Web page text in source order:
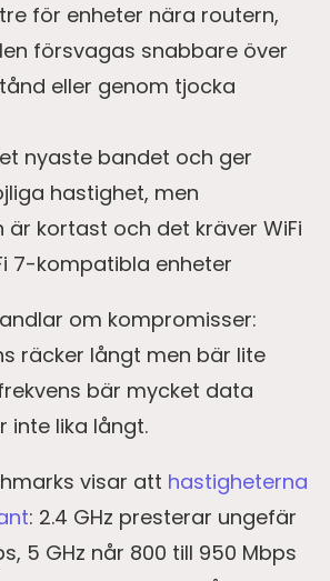
för enheter nära routern,
försvagas snabbare över
eller genom tjocka
nyaste bandet och ger
hastighet, men
är kortast och det kräver WiFi
7-kompatibla enheter
om kompromisser:
räcker långt men bär lite
bär mycket data
inte lika långt.
visar att hastigheterna
: 2.4 GHz presterar ungefär
5 GHz når 800 till 950 Mbps